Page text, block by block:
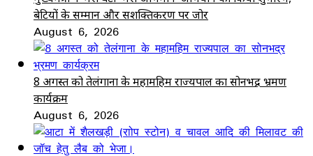
बेटियों के सम्मान और सशक्तिकरण पर जोर
August 6, 2026
8 अगस्त को तेलंगाना के महामहिम राज्यपाल का सोनभद्र भ्रमण
कार्यक्रम
August 6, 2026